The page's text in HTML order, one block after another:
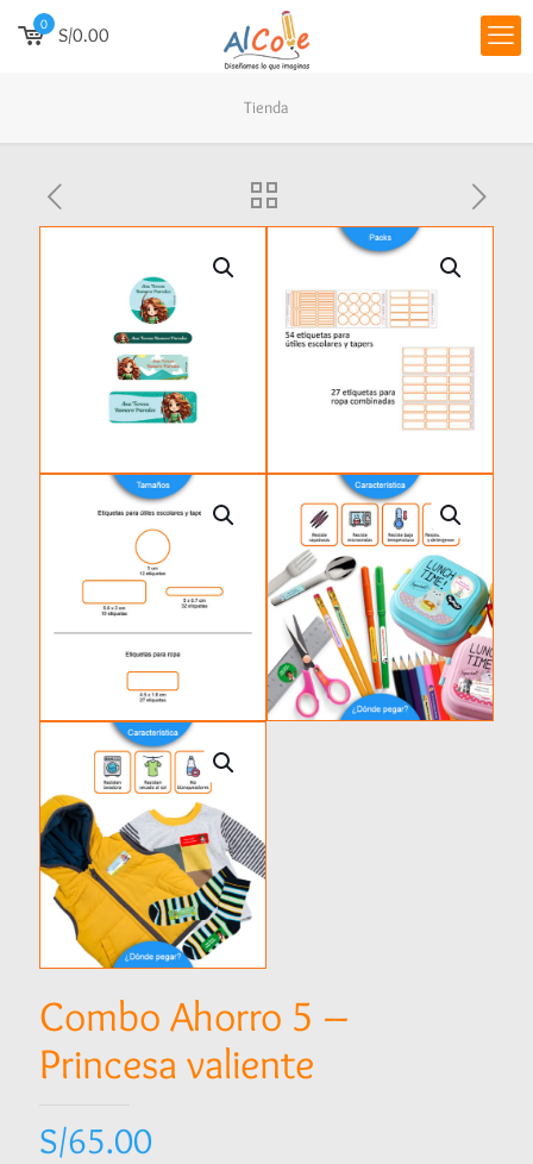
0 S/0.00
Tienda
Combo Ahorro 5 –
Princesa valiente
S/65.00